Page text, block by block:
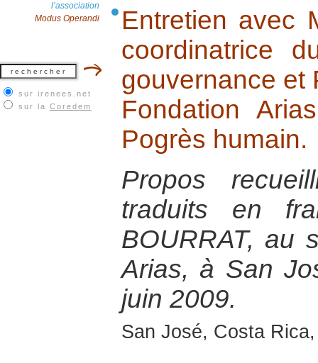
l’association
Modus Operandi
sur irenees.net
sur la Coredem
Entretien avec
coordinatrice
gouvernance et
Fondation
Pogrès humain.
Propos
traduits en
BOURRAT, au
Arias, à San
juin 2009.
San José, Costa